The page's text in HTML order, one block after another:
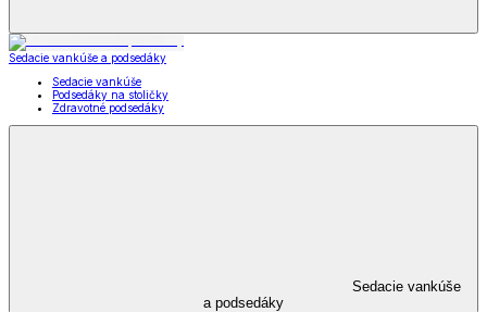
Sedacie vankúše a podsedáky
Sedacie vankúše
Podsedáky na stoličky
Zdravotné podsedáky
Sedacie vankúše
a podsedáky